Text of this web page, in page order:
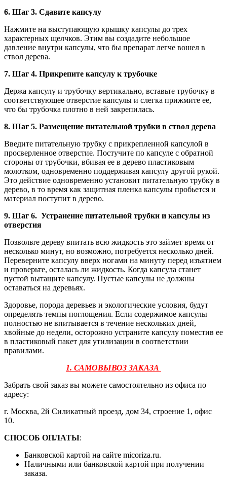
6. Шаг 3. Сдавите капсулу
Нажмите на выступающую крышку капсулы до трех
характерных щелчков. Этим вы создадите небольшое
давление внутри капсулы, что бы препарат легче вошел в
ствол дерева.
7. Шаг 4. Прикрепите капсулу к трубочке
Держа капсулу и трубочку вертикально, вставьте трубочку в
соответствующее отверстие капсулы и слегка прижмите ее,
что бы трубочка плотно в ней закрепилась.
8. Шаг 5. Размещение питательной трубки в ствол дерева
Введите питательную трубку с прикрепленной капсулой в
просверленное отверстие. Постучите по капсуле с обратной
стороны от трубочки, вбивая ее в дерево пластиковым
молотком, одновременно поддерживая капсулу другой рукой.
Это действие одновременно установит питательную трубку в
дерево, в то время как защитная пленка капсулы пробьется и
материал поступит в дерево.
9. Шаг 6. Устранение питательной трубки и капсулы из
отверстия
Позвольте дереву впитать всю жидкость это займет время от
несколько минут, но возможно, потребуется несколько дней.
Переверните капсулу вверх ногами на минуту перед изъятием
и проверьте, осталась ли жидкость. Когда капсула станет
пустой вытащите капсулу. Пустые капсулы не должны
оставаться на деревьях.
Здоровье, порода деревьев и экологические условия, будут
определять темпы поглощения. Если содержимое капсулы
полностью не впитывается в течение нескольких дней,
хвойные до недели, осторожно устраните капсулу поместив ее
в пластиковый пакет для утилизации в соответствии
правилами.
1. САМОВЫВОЗ ЗАКАЗА
Забрать свой заказ вы можете самостоятельно из офиса по
адресу:
г. Москва, 2й Силикатный проезд, дом 34, строение 1, офис
10.
СПОСОБ ОПЛАТЫ:
Банковской картой на сайте micoriza.ru.
Наличными или банковской картой при получении
заказа.